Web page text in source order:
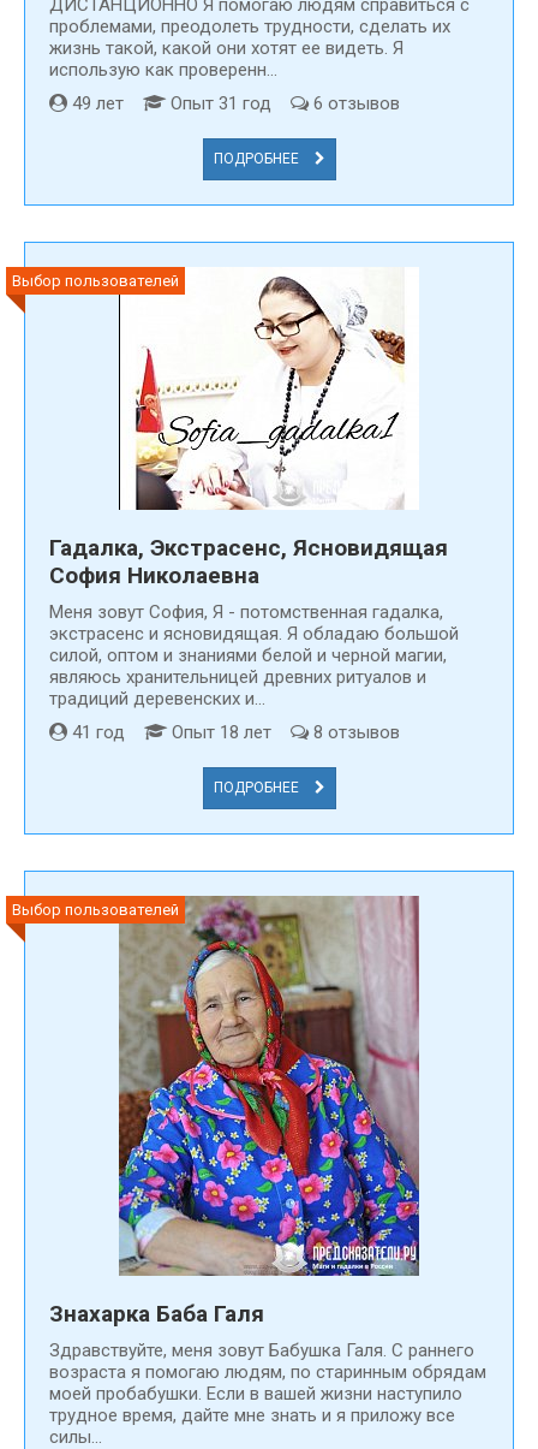
ДИСТАНЦИОННО Я помогаю людям справиться с
проблемами, преодолеть трудности, сделать их
жизнь такой, какой они хотят ее видеть. Я
использую как проверенн...
49 лет
Опыт 31 год 6 отзывов
ПОДРОБНЕЕ
Выбор пользователей
Гадалка, Экстрасенс, Ясновидящая
София Николаевна
Меня зовут Cофия, Я - потомственная гадалка,
экстрасенс и ясновидящая. Я обладаю большой
силой, оптом и знаниями белой и черной магии,
являюсь хранительницей древних ритуалов и
традиций деревенских и...
41 год
Опыт 18 лет 8 отзывов
ПОДРОБНЕЕ
Выбор пользователей
Знахарка Баба Галя
Здравствуйте, меня зовут Бабушка Галя. С раннего
возраста я помогаю людям, по старинным обрядам
моей пробабушки. Если в вашей жизни наступило
трудное время, дайте мне знать и я приложу все
силы...